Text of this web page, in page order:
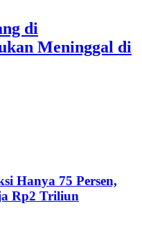
di
Meninggal di
Hanya 75 Persen,
Rp2 Triliun